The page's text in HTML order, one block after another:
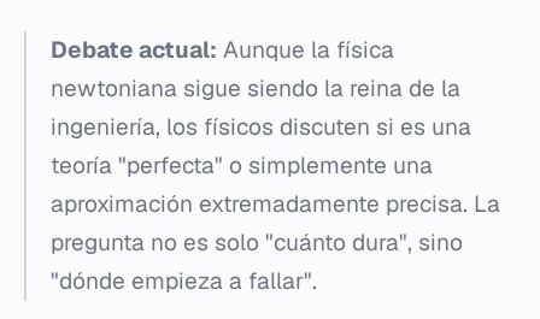
Debate actual: Aunque la física
newtoniana sigue siendo la reina de la
ingeniería, los físicos discuten si es una
teoría "perfecta" o simplemente una
aproximación extremadamente precisa. La
pregunta no es solo "cuánto dura", sino
"dónde empieza a fallar".